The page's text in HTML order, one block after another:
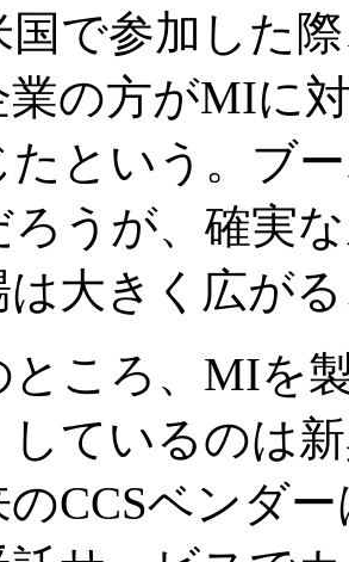
国で参加した
業の方がMIに
たという。ブ
ろうが、確実
は大きく広が
ころ、MIを
しているのは
のCCSベンダ